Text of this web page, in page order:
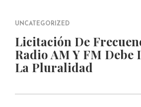
UNCATEGORIZED
Licitación De
Radio AM Y FM
La Pluralidad